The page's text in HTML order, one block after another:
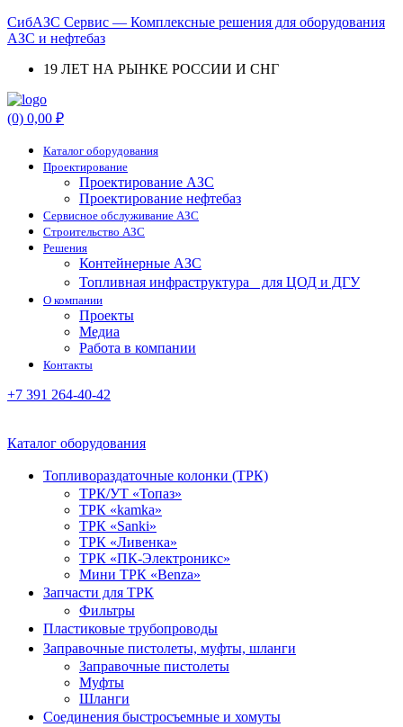
СибАЗС Сервис — Комплексные решения для оборудования
АЗС и нефтебаз
19 ЛЕТ НА РЫНКЕ РОССИИ И СНГ
Menu
(0) 0,00 ₽
Каталог оборудования
Проектирование
Проектирование АЗС
Проектирование нефтебаз
Cервисное обслуживание АЗС
Строительство АЗС
Решения
Контейнерные АЗС
Топливная инфраструктура для ЦОД и ДГУ
О компании
Проекты
Медиа
Работа в компании
Контакты
+7 391 264-40-42
Каталог оборудования
Топливораздаточные колонки (ТРК)
ТРК/УТ «Топаз»
ТРК «kamka»
ТРК «Sanki»
ТРК «Ливенка»
ТРК «ПК-Электроникс»
Мини ТРК «Benza»
Запчасти для ТРК
Фильтры
Пластиковые трубопроводы
Заправочные пистолеты, муфты, шланги
Заправочные пистолеты
Муфты
Шланги
Соединения быстросъемные и хомуты